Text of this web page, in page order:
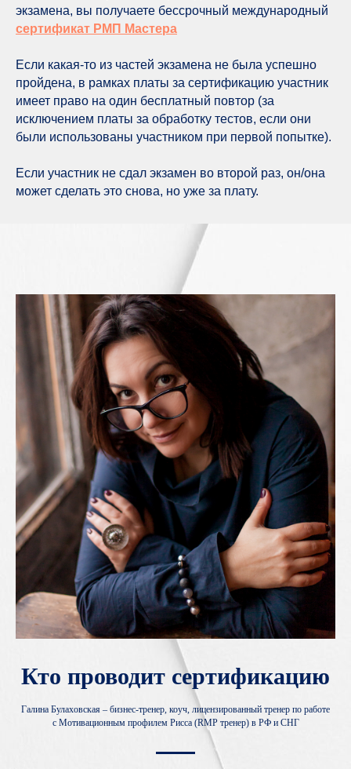
экзамена, вы получаете бессрочный международный
сертификат РМП Мастера
Если какая-то из частей экзамена не была успешно
пройдена, в рамках платы за сертификацию участник
имеет право на один бесплатный повтор (за
исключением платы за обработку тестов, если они
были использованы участником при первой попытке).
Если участник не сдал экзамен во второй раз, он/она
может сделать это снова, но уже за плату.
Кто проводит сертификацию
Галина Булаховская – бизнес-тренер, коуч, лицензированный тренер по работе
с Мотивационным профилем Рисса (RMP тренер) в РФ и СНГ